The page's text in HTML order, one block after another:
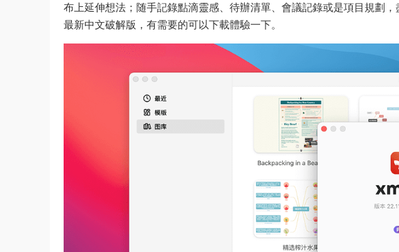
布上延伸想法；随手記錄點滴靈感、待辦清單、會議記錄或是項目規劃
最新中文破解版，有需要的可以下載體驗一下。